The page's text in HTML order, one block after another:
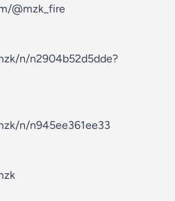
@mzk_fire
n/n2904b52d5dde?
n/n945ee361ee33